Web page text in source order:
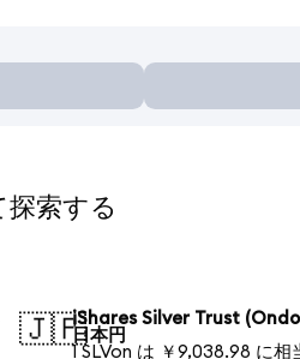
索する
🇯🇵iShares Silver Trust
日本円
1 SLVon は ￥9,038.98 に相